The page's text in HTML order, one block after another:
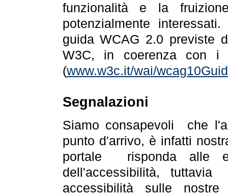
funzionalità e la
potenzialmente
guida WCAG 2.0 previste
W3C, in coerenza con i
(www.w3c.it/wai/
Segnalazioni
Siamo consapevoli che
punto d'arrivo, è infatti
portale risponda alle
dell'accessibilità,
accessibilità sulle